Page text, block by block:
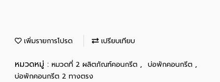
เพิ่มรายการโปรด เปรียบเทียบ
หมวดหมู่ : หมวดที่ 2 ผลิตภัณฑ์คอนกรีต , บ่อพักคอนกรีต ,
บ่อพักคอนกรีต 2 ทางตรง